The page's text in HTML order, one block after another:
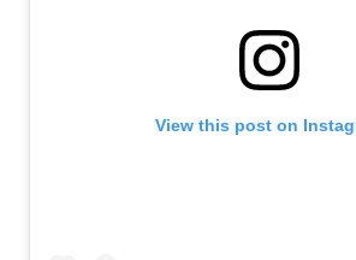
View this post on